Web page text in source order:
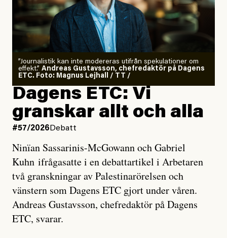
”Journalistik kan inte modereras utifrån spekulationer om
effekt.” Andreas Gustavsson, chefredaktör på Dagens
ETC. Foto: Magnus Lejhall / TT /
Dagens ETC: Vi
granskar allt och alla
#57/2026 Debatt
Ninïan Sassarinis-McGowann och Gabriel
Kuhn ifrågasatte i en debattartikel i Arbetaren
två granskningar av Palestinarörelsen och
vänstern som Dagens ETC gjort under våren.
Andreas Gustavsson, chefredaktör på Dagens
ETC, svarar.